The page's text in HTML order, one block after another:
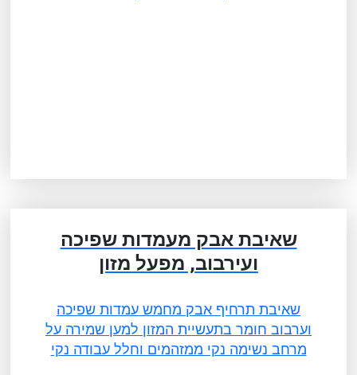
שאיבת אבק מעמדות שפיכה
ועירבוב, מפעל מזון
שאיבת תרחיף אבק מחמש עמדות שפיכה
וערבוב חומר בתעשיית המזון למען שמירה על
מרחב נשימה נקי ממזהמים וחלל עבודה נקי